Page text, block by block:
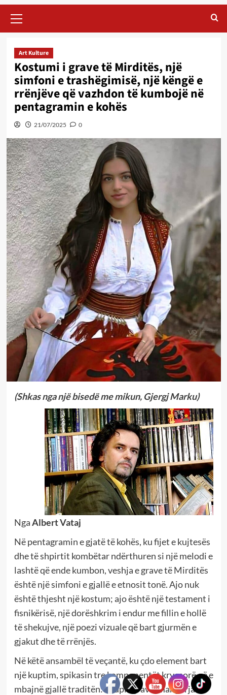
Menu
Art Kulture
Kostumi i grave të Mirditës, një
simfoni e trashëgimisë, një këngë e
rrënjëve që vazhdon të kumbojë në
pentagramin e kohës
21/07/2025 0
(Shkas nga një bisedë me mikun, Gjergj Marku)
NgaAlbert Vataj
Në pentagramin e gjatë të kohës, ku fijet e kujtesës
dhe të shpirtit kombëtar ndërthuren si një melodi e
lashtë që ende kumbon, veshja e grave të Mirditës
është një simfoni e gjallë e etnosit tonë. Ajo nuk
është thjesht një kostum; ajo është një testament i
fisnikërisë, një dorëshkrim i endur me fillin e hollë
të shekujve, një poezi vizuale që bart gjurmën e
gjakut dhe të rrënjës.
Në këtë ansambël të veçantë, ku çdo element bart
një kuptim, spikasin tre komponentët kryesorë që e
mbajnë gjallë traditën: xhupi i grave, mangorja –